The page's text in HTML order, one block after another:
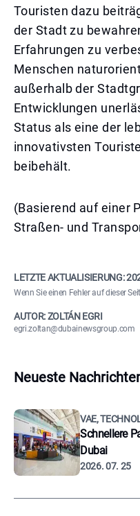
Touristen dazu
der Stadt zu
Erfahrungen zu
Menschen
außerhalb der
Entwicklungen
Status als eine der
innovativsten
beibehält.
(Basierend auf einer
Straßen- und
LETZTE AKTUALISIERUNG:
Wenn Sie einen Fehler auf dieser
AUTOR: ZOLTÁN EGRI
egri.zoltan@dubainewsgroup.com
Neueste
VAE,
Schnellere
Dubai
2026. 07. 25